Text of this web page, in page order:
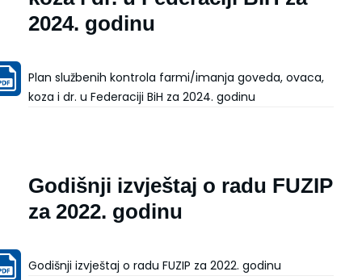
2024. godinu
Plan službenih kontrola farmi/imanja goveda, ovaca,
koza i dr. u Federaciji BiH za 2024. godinu
Godišnji izvještaj o radu FUZIP
za 2022. godinu
Godišnji izvještaj o radu FUZIP za 2022. godinu